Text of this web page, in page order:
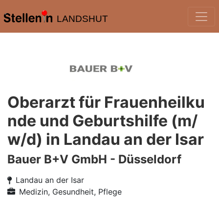
LANDSHUT
Oberarzt für Frauenheilku
nde und Geburtshilfe (m/
w/d) in Landau an der Isar
Bauer B+V GmbH - Düsseldorf
Landau an der Isar
Medizin, Gesundheit, Pflege